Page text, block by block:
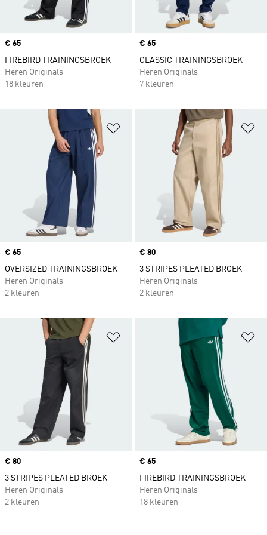
Price
€ 65
FIREBIRD TRAININGSBROEK
Heren Originals
18 kleuren
Price
€ 65
CLASSIC TRAININGSBROEK
Heren Originals
7 kleuren
Op verlanglijst zetten
Price
€ 65
OVERSIZED TRAININGSBROEK
Heren Originals
2 kleuren
Price
€ 80
3 STRIPES PLEATED BROEK
Heren Originals
2 kleuren
Op verlanglijst zetten
Price
€ 80
3 STRIPES PLEATED BROEK
Heren Originals
2 kleuren
Price
€ 65
FIREBIRD TRAININGSBROEK
Heren Originals
18 kleuren